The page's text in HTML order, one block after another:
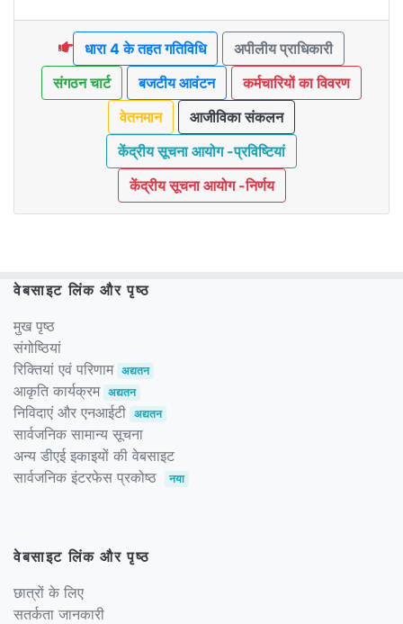
धारा 4 के तहत गतिविधि
अपीलीय प्राधिकारी
संगठन चार्ट
बजटीय आवंटन
कर्मचारियों का विवरण
वेतनमान
आजीविका संकलन
केंद्रीय सूचना आयोग -प्रविष्टियां
केंद्रीय सूचना आयोग -निर्णय
वेबसाइट लिंक और पृष्ठ
मुख पृष्ठ
संगोष्ठियां
रिक्तियां एवं परिणाम अद्यतन
आकृति कार्यक्रम अद्यतन
निविदाएं और एनआईटी अद्यतन
सार्वजनिक सामान्य सूचना
अन्य डीएई इकाइयों की वेबसाइट
सार्वजनिक इंटरफेस प्रकोष्ठ
नया
वेबसाइट लिंक और पृष्ठ
छात्रों के लिए
सतर्कता जानकारी